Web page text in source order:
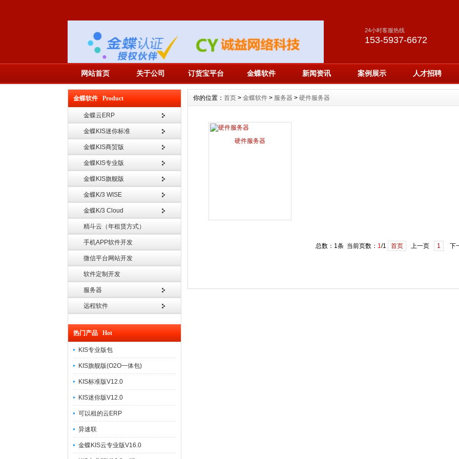
24小时客服热线
153-5937-6672
网站首页 关于公司 订货宝平台 金蝶软件 新闻资讯 案例展示 人才招聘
金蝶软件 Product
金蝶云ERP
金蝶KIS迷你标准
金蝶KIS商贸版
金蝶KIS专业版
金蝶KIS旗舰版
金蝶K/3 WISE
金蝶K/3 Cloud
精斗云（年租赁方式）
手机APP软件开发
微信平台网站开发
软件定制开发
服务器
远程软件
热门产品 Hot
KIS专业版包
KIS旗舰版(O2O一体包)
KIS标准版V12.0
KIS迷你版V12.0
可以租的云ERP
异速联
金蝶KIS云专业版V16.0
你的位置： 首页 > 金蝶软件 > 服务器 > 硬件服务器
硬件服务器
总数：1条 当前页数： 1/1 首页 上一页 1 下